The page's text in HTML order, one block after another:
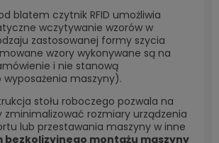
blatem czytnik RFID umożliwia
wczytywanie wzorów w
zastosowanej formy szycia
wzory wykonywane są na
i nie stanową
maszyny).
stołu roboczego pozwala na
zminimalizować rozmiary urządzenia
lub przestawania maszyny w inne
bezkolizyjnego montażu maszyny